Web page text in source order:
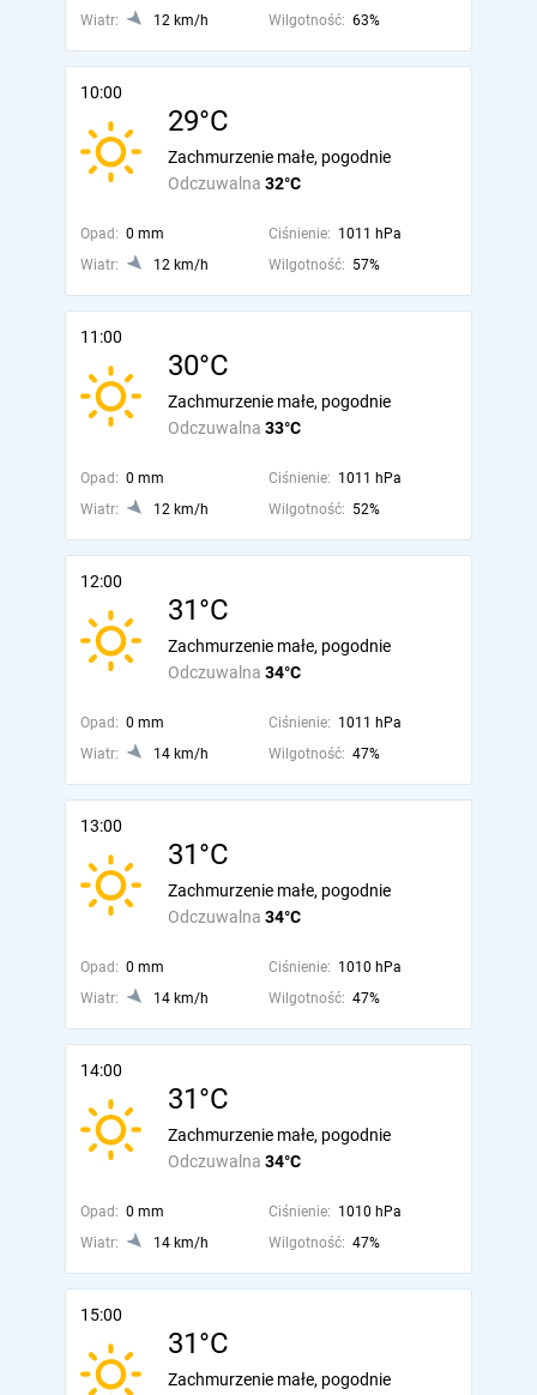
Wiatr:
12 km/h Wilgotność: 63%
10:00
29°C
Odczuwalna 32°C
Zachmurzenie małe, pogodnie
Opad: 0 mm Ciśnienie: 1011 hPa
Wiatr:
12 km/h Wilgotność: 57%
11:00
30°C
Odczuwalna 33°C
Zachmurzenie małe, pogodnie
Opad: 0 mm Ciśnienie: 1011 hPa
Wiatr:
12 km/h Wilgotność: 52%
12:00
31°C
Odczuwalna 34°C
Zachmurzenie małe, pogodnie
Opad: 0 mm Ciśnienie: 1011 hPa
Wiatr:
14 km/h Wilgotność: 47%
13:00
31°C
Odczuwalna 34°C
Zachmurzenie małe, pogodnie
Opad: 0 mm Ciśnienie: 1010 hPa
Wiatr:
14 km/h Wilgotność: 47%
14:00
31°C
Odczuwalna 34°C
Zachmurzenie małe, pogodnie
Opad: 0 mm Ciśnienie: 1010 hPa
Wiatr:
14 km/h Wilgotność: 47%
15:00
31°C
Zachmurzenie małe, pogodnie